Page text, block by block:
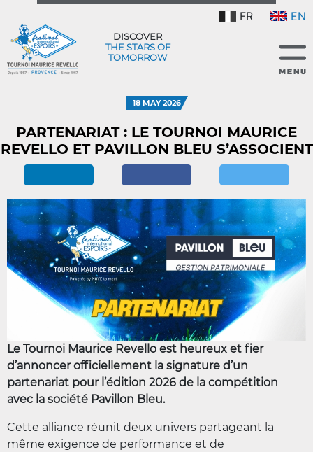
FR EN
DISCOVER
THE STARS OF
TOMORROW
18 MAY 2026
PARTENARIAT : LE TOURNOI MAURICE
REVELLO ET PAVILLON BLEU S’ASSOCIENT
Le Tournoi Maurice Revello est heureux et fier
d’annoncer officiellement la signature d’un
partenariat pour l’édition 2026 de la compétition
avec la société Pavillon Bleu.
Cette alliance réunit deux univers partageant la
même exigence de performance et de